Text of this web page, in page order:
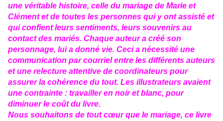
une véritable histoire, celle du mariage de Marie et
Clément et de toutes les personnes qui y ont assisté et
qui confient leurs sentiments, leurs souvenirs au
contact des mariés. Chaque auteur a créé son
personnage, lui a donné vie. Ceci a nécessité une
communication par courriel entre les différents auteurs
et une relecture attentive de coordinateurs pour
assurer la cohérence du tout. Les illustrateurs avaient
une contrainte : travailler en noir et blanc, pour
diminuer le coût du livre.
Nous souhaitons de tout cœur que le mariage, ce livre